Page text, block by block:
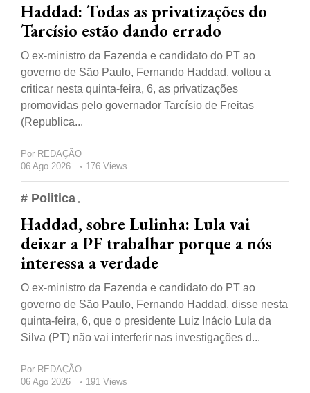
Haddad: Todas as privatizações do
Tarcísio estão dando errado
O ex-ministro da Fazenda e candidato do PT ao
governo de São Paulo, Fernando Haddad, voltou a
criticar nesta quinta-feira, 6, as privatizações
promovidas pelo governador Tarcísio de Freitas
(Republica...
Por REDAÇÃO
06 Ago 2026
176 Views
# Politica
Haddad, sobre Lulinha: Lula vai
deixar a PF trabalhar porque a nós
interessa a verdade
O ex-ministro da Fazenda e candidato do PT ao
governo de São Paulo, Fernando Haddad, disse nesta
quinta-feira, 6, que o presidente Luiz Inácio Lula da
Silva (PT) não vai interferir nas investigações d...
Por REDAÇÃO
06 Ago 2026
191 Views